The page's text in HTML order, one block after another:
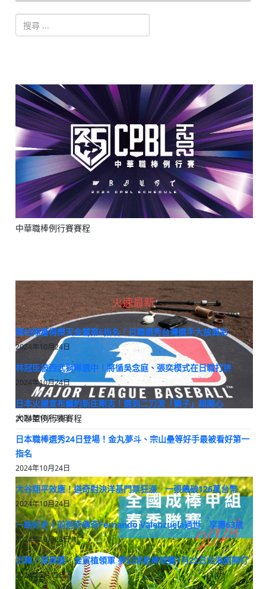
搜索
中華職棒例行賽賽程
大聯盟例行賽賽程
火速最新
陽柏翔獲得樂天金鷲第6指名！日職選秀台灣選手大放異彩
2024年10月24日
林冠臣被西武獅隊選中！將循吳念庭、張奕模式在日職打拚
2024年10月24日
日本火腿宣布續約新庄剛志！選到二刀流「獅子」超開心
2024年10月24日
日本職棒選秀24日登場！金丸夢斗、宗山壘等好手最被看好第一
指名
2024年10月24日
大谷翔平效應！道奇對決洋基門票狂漲 一張飆破126萬台幣
2024年10月24日
一路好走！前道奇傳奇Fernando Valenzuela過世 享壽63歲
2024年10月23日
日韓 / 原辰德、金寅植領軍 夢幻球星棒球賽7月22日北海道開打
2024年5月13日